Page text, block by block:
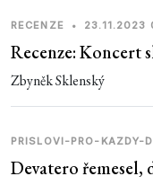
RECENZE • 23.11.2023
Recenze: Koncert
Zbyněk Sklenský
PRISLOVI-PRO-KAZDY-
Devatero řemesel,